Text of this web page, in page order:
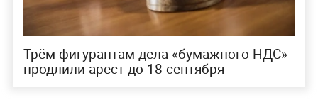
Трём фигурантам дела «бумажного НДС»
продлили арест до 18 сентября